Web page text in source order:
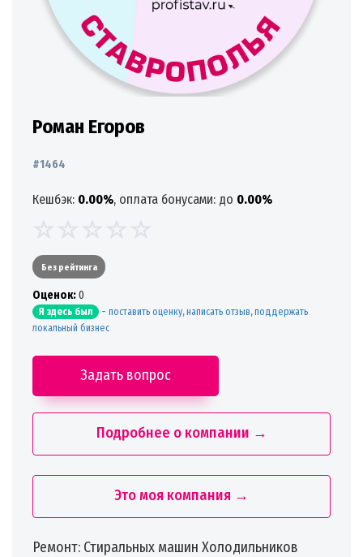
Роман Егоров
#1464
Кешбэк: 0.00%, оплата бонусами: до 0.00%
Без рейтинга
Oценок:0
Я здесь был - поставить оценку, написать отзыв, поддержать
локальный бизнес
Задать вопрос
Подробнее о компании →
Это моя компания →
Ремонт: Стиральных машин Холодильников